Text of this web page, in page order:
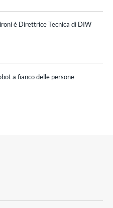
è Direttrice Tecnica di DIW
a fianco delle persone